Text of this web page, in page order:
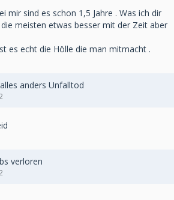
mir sind es schon 1,5 Jahre . Was ich dir
meisten etwas besser mit der Zeit aber
es echt die Hölle die man mitmacht .
anders Unfalltod
verloren